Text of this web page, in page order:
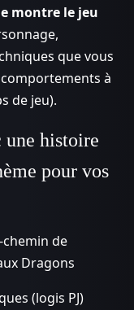
montre le jeu
que vous
à
de jeu).
une histoire
pour vos
chemin de
Dragons
(logis PJ)